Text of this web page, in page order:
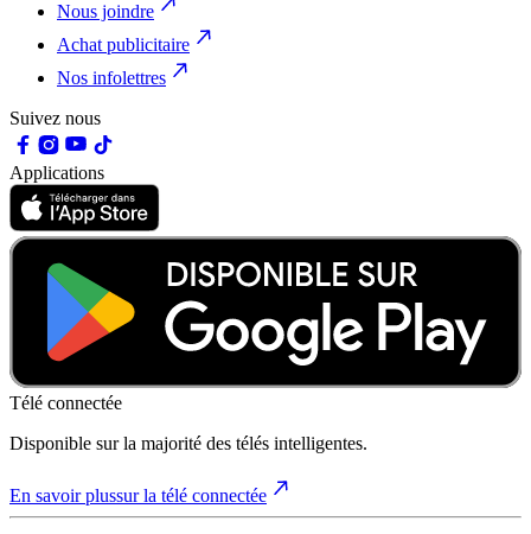
Nous joindre
Achat publicitaire
Nos infolettres
Suivez nous
Applications
Télé connectée
Disponible sur la majorité des télés intelligentes.
En savoir plussur la télé connectée